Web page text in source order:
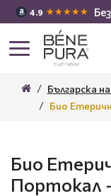
4.9 ★★★★★
Българска
Био
Био
Портокал